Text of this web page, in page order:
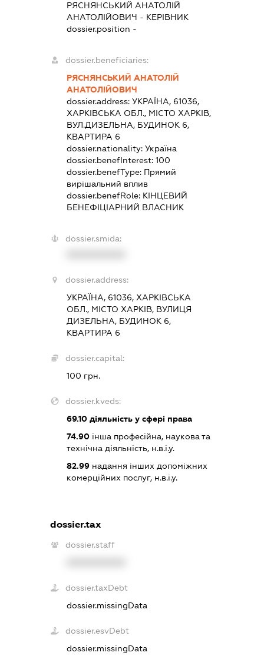
РЯСНЯНСЬКИЙ АНАТОЛІЙ
АНАТОЛІЙОВИЧ - КЕРІВНИК
dossier.position -
dossier.beneficiaries:
РЯСНЯНСЬКИЙ АНАТОЛІЙ
АНАТОЛІЙОВИЧ
dossier.address: УКРАЇНА, 61036,
ХАРКІВСЬКА ОБЛ., МІСТО ХАРКІВ,
ВУЛ.ДИЗЕЛЬНА, БУДИНОК 6,
КВАРТИРА 6
dossier.nationality: Україна
dossier.benefInterest: 100
dossier.benefType: Прямий
вирішальний вплив
dossier.benefRole: КІНЦЕВИЙ
БЕНЕФІЦІАРНИЙ ВЛАСНИК
dossier.smida:
dossier.address:
УКРАЇНА, 61036, ХАРКІВСЬКА
ОБЛ., МІСТО ХАРКІВ, ВУЛИЦЯ
ДИЗЕЛЬНА, БУДИНОК 6,
КВАРТИРА 6
dossier.capital:
100 грн.
dossier.kveds:
69.10діяльність у сфері права
74.90інша професійна, наукова та
технічна діяльність, н.в.і.у.
82.99надання інших допоміжних
комерційних послуг, н.в.і.у.
dossier.tax
dossier.staff
dossier.taxDebt
dossier.missingData
dossier.esvDebt
dossier.missingData